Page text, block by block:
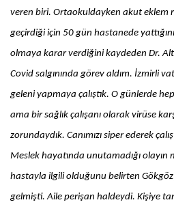
veren biri. Ortaokuldayken akut eklem
geçirdiği için 50 gün hastanede
olmaya karar verdiğini kaydeden Dr.
Covid salgınında görev aldım. İzmirli
geleni yapmaya çalıştık. O günlerde
ama bir sağlık çalışanı olarak virüse
zorundaydık. Canımızı siper ederek
Meslek hayatında unutamadığı
hastayla ilgili olduğunu belirten
gelmişti. Aile perişan haldeydi. Kişiye